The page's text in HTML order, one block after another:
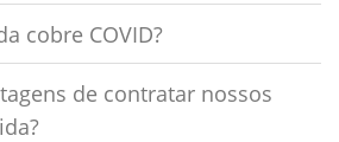
cobre COVID?
de contratar nossos